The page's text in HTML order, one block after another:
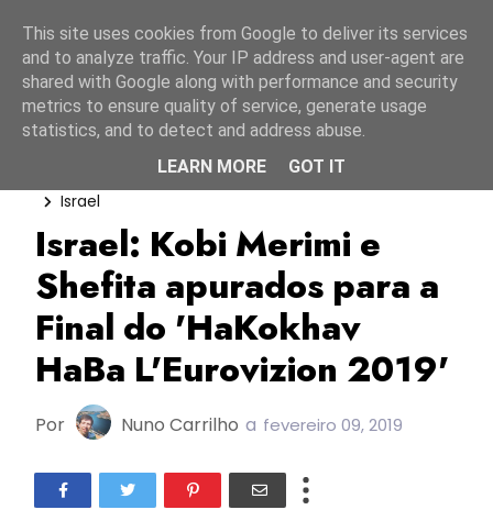
Hakokhav Haba L’Eurovizion 2019
Israel
Israel: Kobi Merimi e
Shefita apurados para a
Final do 'HaKokhav
HaBa L'Eurovizion 2019'
Por Nuno Carrilho a fevereiro 09, 2019
This site uses cookies from Google to deliver its services
and to analyze traffic. Your IP address and user-agent are
shared with Google along with performance and security
metrics to ensure quality of service, generate usage
statistics, and to detect and address abuse.
LEARN MORE
GOT IT